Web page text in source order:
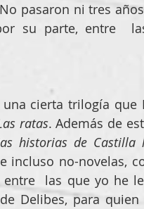
pasaron ni tres
su parte, entre
una cierta trilogía que
ratas. Además de
historias de Castilla
incluso no-novelas,
entre  las que yo he
Delibes, para